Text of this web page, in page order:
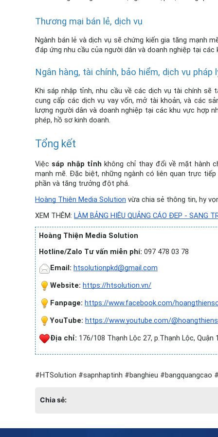
Thương mại bán lẻ, dịch vụ
Ngành bán lẻ và dịch vụ sẽ chứng kiến gia tăng mạnh
đáp ứng nhu cầu của người dân và doanh nghiệp tại
Ngân hàng, tài chính, bảo hiểm, dịch vụ pháp
Khi sáp nhập tỉnh, nhu cầu về các dịch vụ tài chính
cung cấp các dịch vụ vay vốn, mở tài khoản, và các
lượng người dân và doanh nghiệp tại các khu vực hợp
phép, hồ sơ kinh doanh.
Tổng kết
Việc sáp nhập tỉnh không chỉ thay đổi về mặt hành
mạnh mẽ. Đặc biệt, những ngành có liên quan trực
phần và tăng trưởng đột phá.
Hoàng Thiện Media Solution vừa chia sẻ thông tin, hy
XEM THÊM: LÀM BẢNG HIỆU QUẢNG CÁO ĐẸP - SANG
Hoàng Thiện Media Solution
Hotline/Zalo Tư vấn miễn phí: 097 478 03 78
Email: htsolutionpkd@gmail.com
Website: https://htsolution.vn/
Fanpage: https://www.facebook.com/
YouTube: https://www.youtube.com/
Địa chỉ: 176/108 Thạnh Lộc 27, p.Thạnh Lộc, Quận
#HTSolution #sapnhaptinh #banghieu #bangquangcao
Chia sẻ: